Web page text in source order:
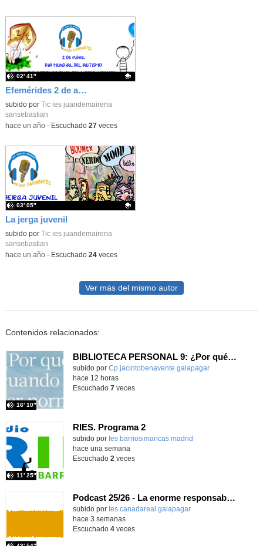
Efemérides 2 de abril: Día mundial del Autismo y Día Internacional del libro infantil y juvenil
Contenido educativo.
subido por Tic ies juandemairena
sansebastian
02′ 41″
-hace un año- Escuchado 27 veces
La jerga juvenil
Contenido educativo.
subido por Tic ies juandemairena
sansebastian
03′ 05″
-hace un año- Escuchado 24veces
Ver más del mismo autor
Contenidos relacionados:
BIBLIOTECA PERSONAL 9: ¿Por qué ser feliz cuando puedes ser normal?
Contenido educativo.
subido por Cp jacintobenavente galapagar
16′ 10″
-
hace 12 horas
Escuchado 7veces
RIES. Programa 2
Contenido educativo.
subido por Ies barriosimancas madrid
11′ 25″
hace una semana
Escuchado 2 veces
Podcast 25/26 - La enorme responsabilidad de ser juez
subido por Ies canadareal galapagar-
hace 3 semanas
Escuchado 4veces